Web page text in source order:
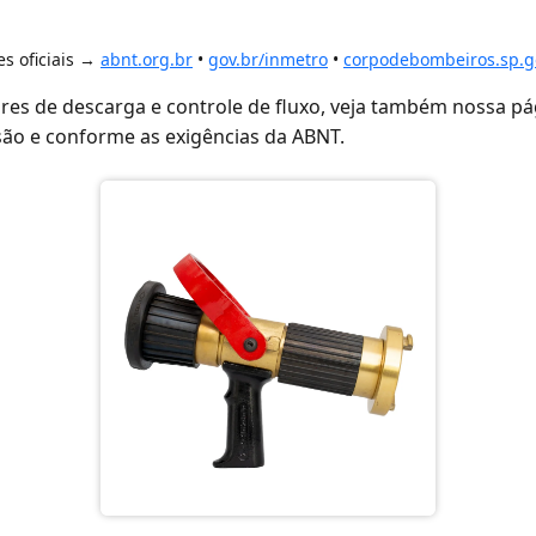
oficiais → abnt.org.br • gov.br/inmetro •
de descarga e controle de fluxo, veja também nossa
e conforme as exigências da ABNT.